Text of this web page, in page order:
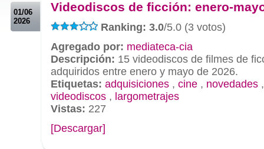
01/06
2026
Videodiscos de ficción: enero-
Ranking: 3.0/5.0 (3 votos)
Agregado por: mediateca-cia
Descripción: 15 videodiscos de filmes de
adquiridos entre enero y mayo de 2026.
Etiquetas: adquisiciones , cine , novedades
videodiscos , largometrajes
Vistas: 227
[Descargar]